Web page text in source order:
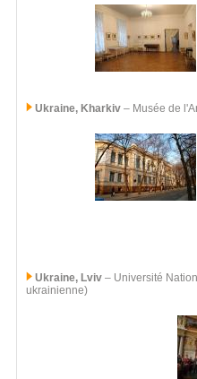
Ukraine, Kharkiv – Musée de
Ukraine, Lviv – Université
ukrainienne)